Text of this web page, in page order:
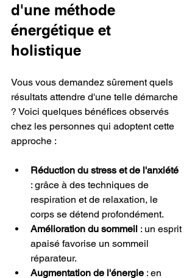
d'une méthode
énergétique et
holistique
Vous vous demandez sûrement quels
résultats attendre d'une telle démarche
? Voici quelques bénéfices observés
chez les personnes qui adoptent cette
approche :
Réduction du stress et de l'anxiété
: grâce à des techniques de
respiration et de relaxation, le
corps se détend profondément.
Amélioration du sommeil : un esprit
apaisé favorise un sommeil
réparateur.
Augmentation de l'énergie : en